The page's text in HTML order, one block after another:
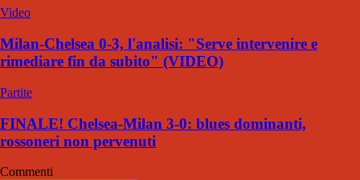
Video
Milan-Chelsea 0-3, l'analisi: "Serve intervenire e
rimediare fin da subito" (VIDEO)
Partite
FINALE! Chelsea-Milan 3-0: blues dominanti,
rossoneri non pervenuti
Commenti